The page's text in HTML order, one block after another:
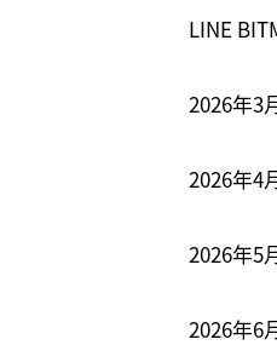
LINE
2026年3
2026年4
2026年5
2026年6